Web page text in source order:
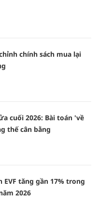
chính sách mua lại
cuối 2026: Bài toán 'về
thế cân bằng
EVF tăng gần 17% trong
2026